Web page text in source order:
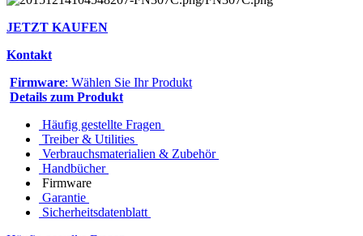
JETZT KAUFEN
Kontakt
Firmware: Wählen Sie Ihr Produkt
Details zum Produkt
Häufig gestellte Fragen
Treiber & Utilities
Verbrauchsmaterialien & Zubehör
Handbücher
Firmware
Garantie
Sicherheitsdatenblatt